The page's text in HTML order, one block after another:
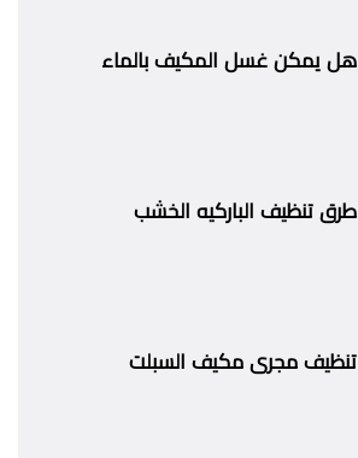
هل يمكن غسل المكيف بالماء
طرق تنظيف الباركيه الخشب
تنظيف مجرى مكيف السبلت